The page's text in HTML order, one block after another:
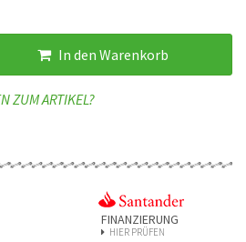
In den Warenkorb
ZUM ARTIKEL?
FINANZIERUNG
HIER PRÜFEN